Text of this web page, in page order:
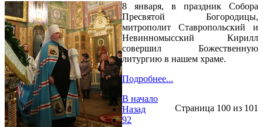
8 января, в праздник Собора
Пресвятой Богородицы,
митрополит Ставропольский и
Невинномысский Кирилл
совершил Божественную
литургию в нашем храме.
Подробнее...
Страница 100 из 101
В начало
Назад
92